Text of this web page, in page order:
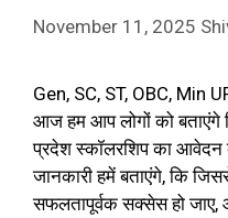
November 11, 2025
Gen, SC, ST, OBC, Min
आज हम आप लोगों को
प्रदेश स्कॉलरशिप का
जानकारी हमें बताएंगे, कि
सफलतापूर्वक सक्सेस हो